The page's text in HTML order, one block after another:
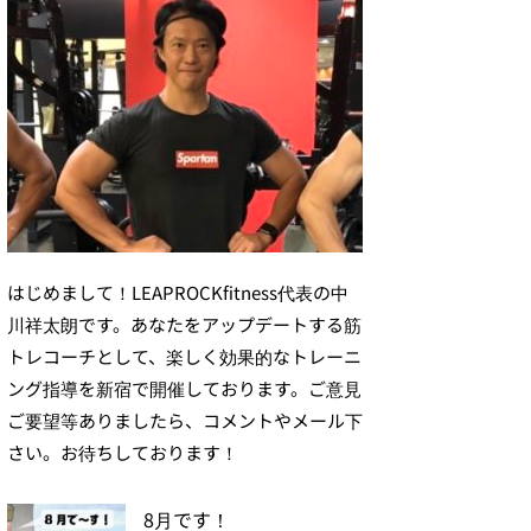
はじめまして！LEAPROCKfitness代表の中
川祥太朗です。あなたをアップデートする筋
トレコーチとして、楽しく効果的なトレーニ
ング指導を新宿で開催しております。ご意見
ご要望等ありましたら、コメントやメール下
さい。お待ちしております！
8月です！